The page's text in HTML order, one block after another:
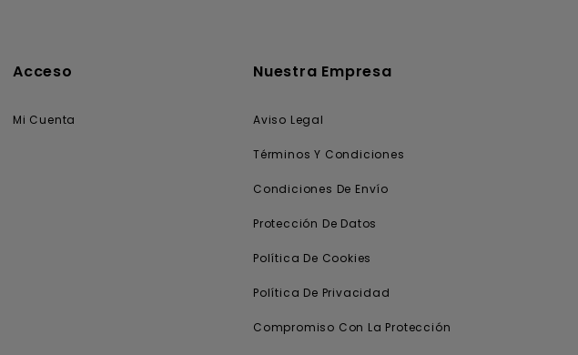
Acceso
Mi Cuenta
Nuestra Empresa
Aviso Legal
Términos Y Condiciones
Condiciones De Envío
Protección De Datos
Política De Cookies
Política De Privacidad
Compromiso Con La Protección